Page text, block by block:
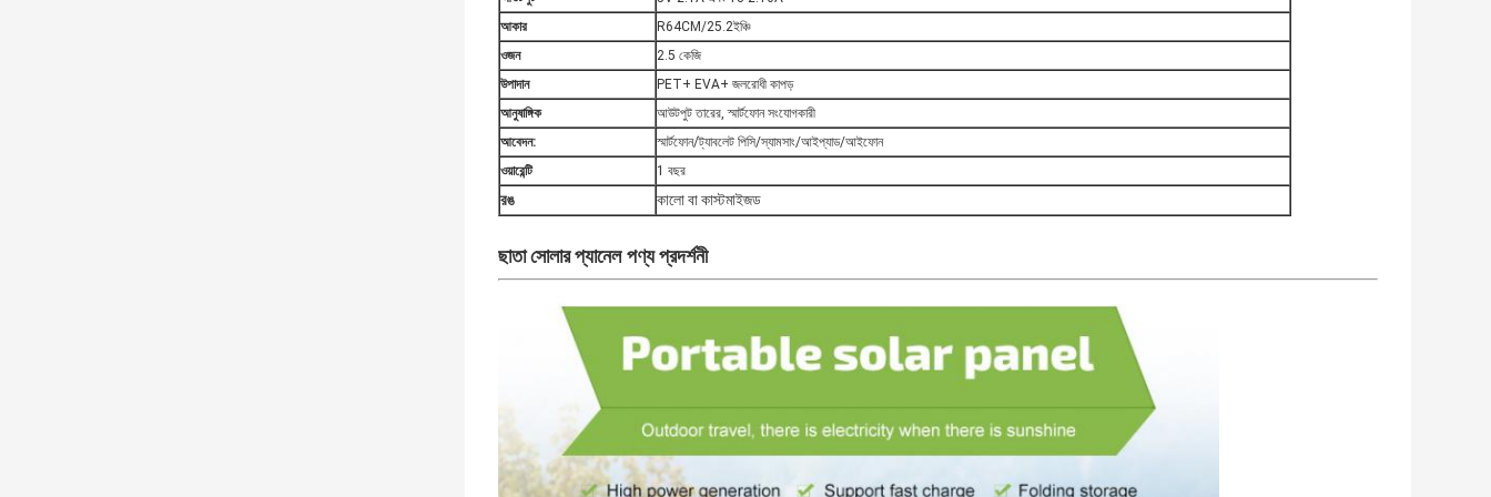
আকার
R64CM/25.2ইঞ্চি
ওজন
2.5 কেজি
উপাদান
PET+ EVA+ জলরোধী কাপড়
আনুষাঙ্গিক
আউটপুট তারের, স্মার্টফোন সংযোগকারী
আবেদন:
স্মার্টফোন/ট্যাবলেট পিসি/স্যামসাং/আইপ্যাড/আইফোন
ওয়ারেন্টি
1 বছর
রঙ কালো বা কাস্টমাইজড
ছাতা সোলার প্যানেল পণ্য প্রদর্শনী